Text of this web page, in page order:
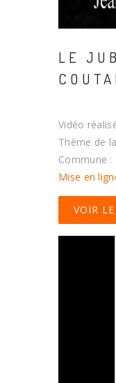
LE
Vidéo
Thème de
Commune :
Mise en
VOIR